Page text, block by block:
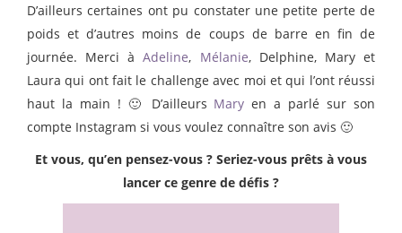
D’ailleurs certaines ont pu constater une petite perte de
poids et d’autres moins de coups de barre en fin de
journée. Merci àAdeline, Mélanie, Delphine, Mary et
Laura qui ont fait le challenge avec moi et qui l’ont réussi
haut la main ! 🙂 D’ailleurs Mary en a parlé sur son
compte Instagram si vous voulez connaître son avis 🙂
Et vous, qu’en pensez-vous ? Seriez-vous prêts à vous
lancer ce genre de défis ?